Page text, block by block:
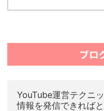
ブロ
YouTube運営テクニ
情報を発信できればと